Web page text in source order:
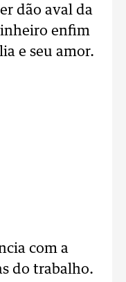
dão aval da
enfim
e seu amor.
com a
do trabalho.